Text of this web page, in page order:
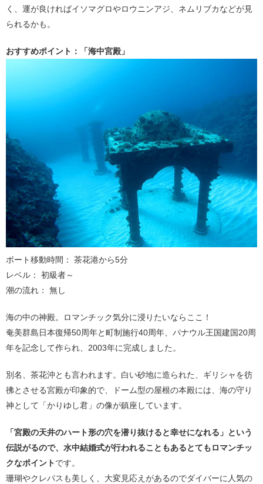
く、運が良ければイソマグロやロウニンアジ、ネムリブカなどが見
られるかも。
おすすめポイント：「海中宮殿」
ボート移動時間： 茶花港から5分
レベル： 初級者～
潮の流れ： 無し
海の中の神殿。ロマンチック気分に浸りたいならここ！
奄美群島日本復帰50周年と町制施行40周年、パナウル王国建国20周
年を記念して作られ、2003年に完成しました。
別名、茶花沖とも言われます。白い砂地に造られた、ギリシャを彷
彿とさせる宮殿が印象的で、ドーム型の屋根の本殿には、海の守り
神として「かりゆし君」の像が鎮座しています。
「宮殿の天井のハート形の穴を潜り抜けると幸せになれる」という
伝説がるので、水中結婚式が行われることもあるとてもロマンチッ
クなポイントです。
珊瑚やクレパスも美しく、大変見応えがあるのでダイバーに人気の